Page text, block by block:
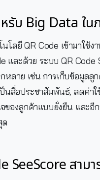
รับ Big Data ใน
โลยี QR Code เข้ามาใช้
และด้วย ระบบ QR Code
หลาย เช่น การเก็บข้อมูล
นสื่อประชาสัมพันธ์, ลดค่า
องลูกค้าแบบยั่งยืน และอี
ด
SeeScore สาม